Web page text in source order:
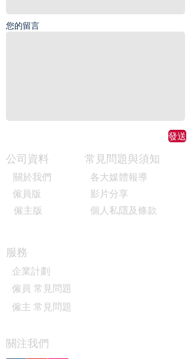
您的留言
發送
公司資料
關於我們
僱員版
僱主版
常見問題與須知
各大媒體報導
影片分享
個人私隱及條款
服務
企業計劃
僱員 常見問題
僱主 常見問題
關注我們